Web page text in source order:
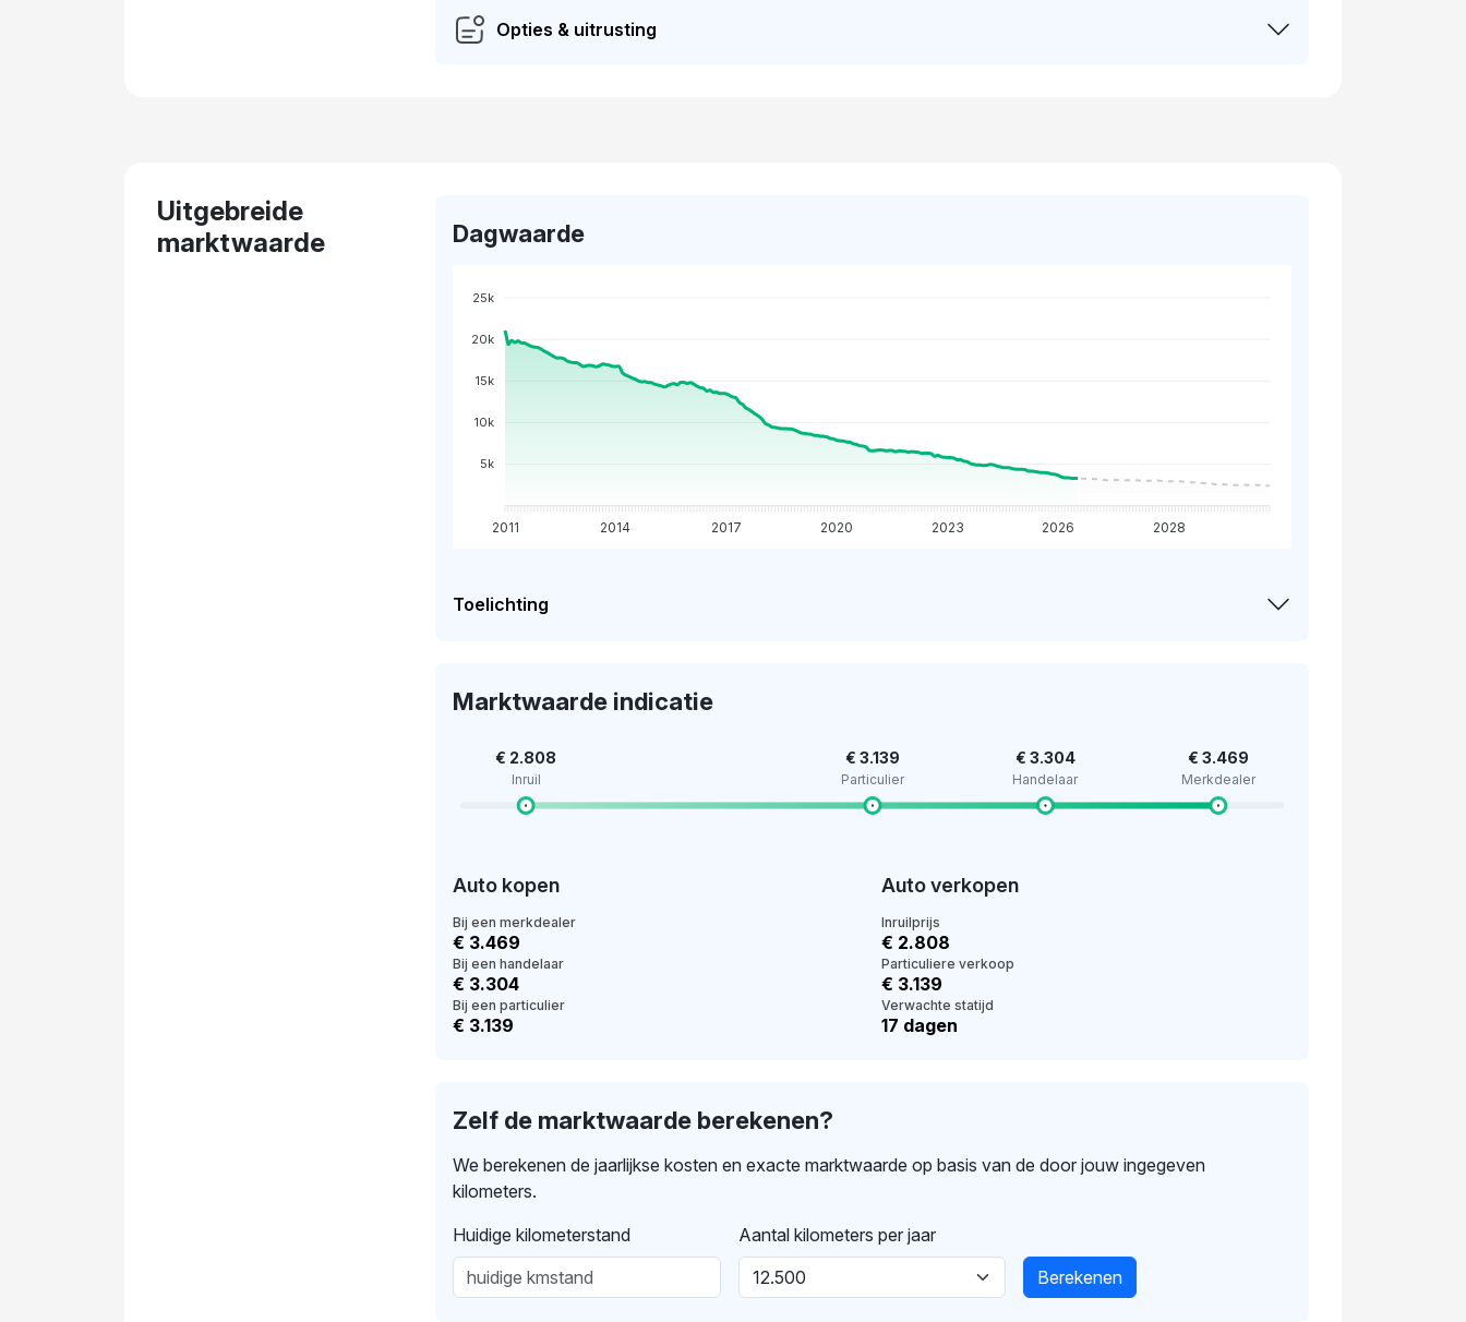
Opties & uitrusting
Uitgebreide
marktwaarde
Dagwaarde
25k
20k
15k
10k
5k
2011 2014 2017 2020 2023 2026 2028
Toelichting
Marktwaarde indicatie
€ 2.808
Inruil
€ 3.139
Particulier
€ 3.304
Handelaar
€ 3.469
Merkdealer
Auto kopen
Bij een merkdealer
€ 3.469
Bij een handelaar
€ 3.304
Bij een particulier
€ 3.139
Auto verkopen
Inruilprijs
€ 2.808
Particuliere verkoop
€ 3.139
Verwachte statijd
17 dagen
Zelf de marktwaarde berekenen?
We berekenen de jaarlijkse kosten en exacte marktwaarde op basis van de door jouw ingegeven
kilometers.
Huidige kilometerstand
Aantal kilometers per jaar
Berekenen